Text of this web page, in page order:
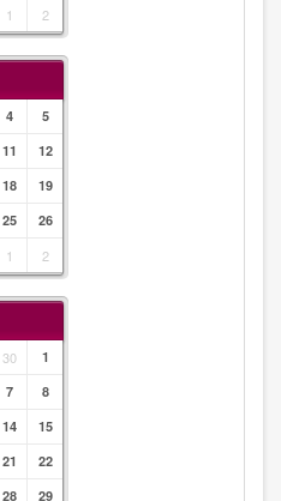
1 2
4
5
11
12
18
19
25
26
1 2
30
1
7
8
14
15
21
22
28
29